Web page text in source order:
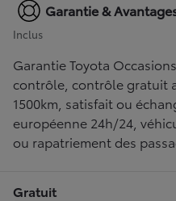
Garantie &
Inclus
Garantie Toyota
contrôle, contrôle gratuit
1500km, satisfait ou
européenne 24h/24,
ou rapatriement des
Gratuit